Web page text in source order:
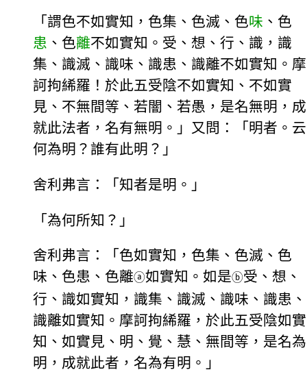
「謂色不如實知，色集、色滅、色味 、色
患 、色離不如實知。受、想、行、識，識
集、識滅、識味、識患、識離不如實知。摩
訶拘絺羅！於此五受陰不如實知、不如實
見、不無間等、若闇、若愚，是名無明，成
就此法者，名有無明。」又問：「明者。云
何為明？誰有此明？」
舍利弗言：「知者是明。」
「為何所知？」
舍利弗言：「色如實知，色集、色滅、色
味、色患、色離ⓐ如實知。如是ⓑ受、想、
行、識如實知，識集、識滅、識味、識患、
識離如實知。摩訶拘絺羅，於此五受陰如實
知、如實見、明、覺、慧、無間等，是名為
明，成就此者，名為有明。」